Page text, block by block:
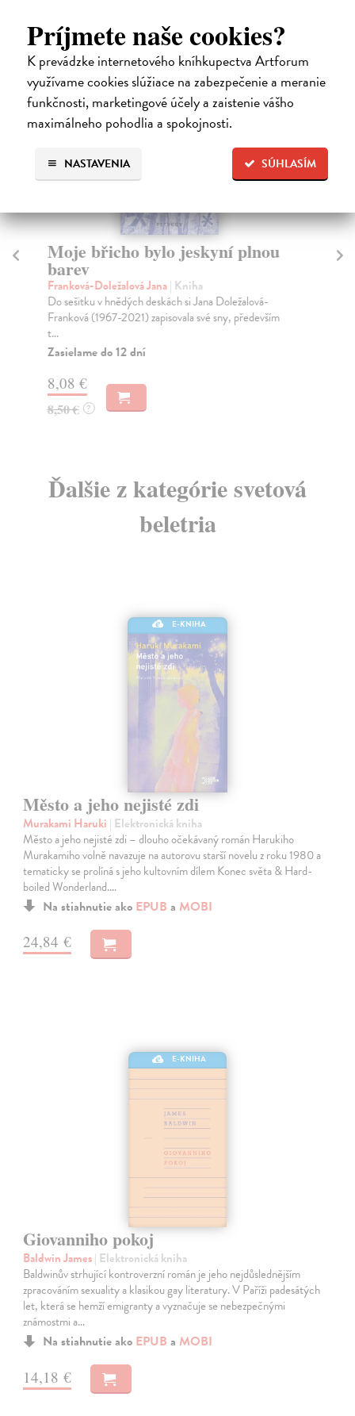
Príjmete naše cookies?
K prevádzke internetového kníhkupectva Artforum
využívame cookies slúžiace na zabezpečenie a meranie
funkčnosti, marketingové účely a zaistenie vášho
maximálneho pohodlia a spokojnosti.
SÚHLASÍM
NASTAVENIA
Čitatelia s podobným vkusom si
kúpili aj:
Moje břicho bylo jeskyní plnou
barev
Franková-Doležalová Jana| Kniha
Do sešitku v hnědých deskách si Jana Doležalová-
Franková (1967-2021) zapisovala své sny, především
t...
Zasielame do 12 dní
8,08 €
8,50 € ?
Ďalšie z kategórie svetová
beletria
E-KNIHA
Město a jeho nejisté zdi
Murakami Haruki | Elektronická kniha
Město a jeho nejisté zdi – dlouho očekávaný román Harukiho
Murakamiho volně navazuje na autorovu starší novelu z roku 1980 a
tematicky se prolíná s jeho kultovním dílem Konec světa & Hard-
boiled Wonderland.…
Na stiahnutie ako EPUB a MOBI
24,84 €
E-KNIHA
Giovanniho pokoj
Baldwin James| Elektronická kniha
Baldwinův strhující kontroverzní román je jeho nejdůslednějším
zpracováním sexuality a klasikou gay literatury. V Paříži padesátých
let, která se hemží emigranty a vyznačuje se nebezpečnými
známostmi a…
Na stiahnutie ako EPUB a MOBI
14,18 €